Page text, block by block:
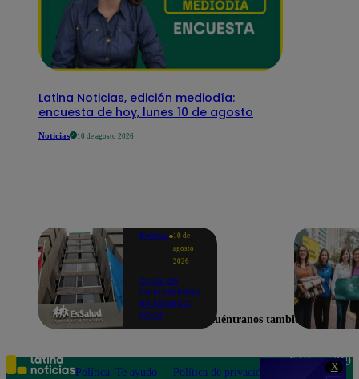
X
Latina Noticias, edición mediodía:
encuesta de hoy, lunes 10 de agosto
Noticias 10 de agosto 2026
Política 10 de
agosto
2026
Crisis de
inestabilidad
en EsSalud:
doce
cinco años
Encuéntranos también en
Política Te ayudo
Política de privacidad
Teléfono: 219